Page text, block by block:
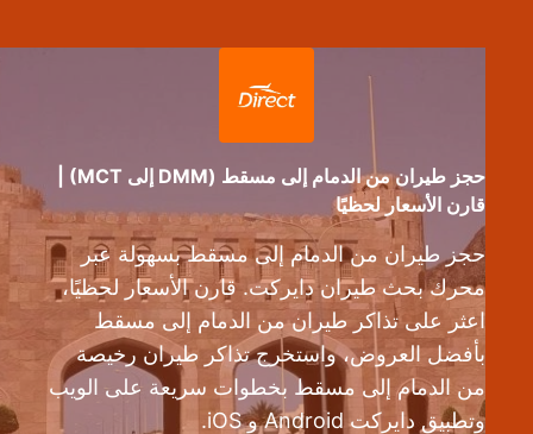
حجز طيران من الدمام إلى مسقط (DMM إلى MCT) |
قارن الأسعار لحظيًا
حجز طيران من الدمام إلى مسقط بسهولة عبر
محرك بحث طيران دايركت. قارن الأسعار لحظيًا،
اعثر على تذاكر طيران من الدمام إلى مسقط
بأفضل العروض، واستخرج تذاكر طيران رخيصة
من الدمام إلى مسقط بخطوات سريعة على الويب
وتطبيق دايركت Android و iOS.